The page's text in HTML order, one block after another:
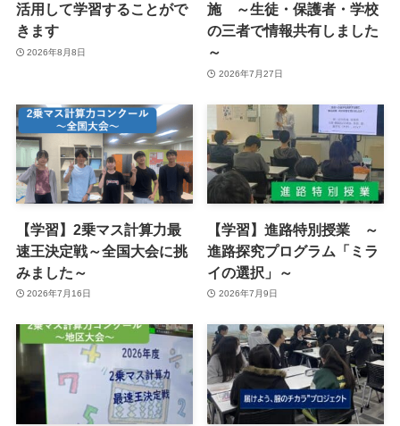
活用して学習することがで
きます
2026年8月8日
施 ～生徒・保護者・学校
の三者で情報共有しました
～
2026年7月27日
【学習】2乗マス計算力最
速王決定戦～全国大会に挑
みました～
2026年7月16日
【学習】進路特別授業 ～
進路探究プログラム「ミラ
イの選択」～
2026年7月9日